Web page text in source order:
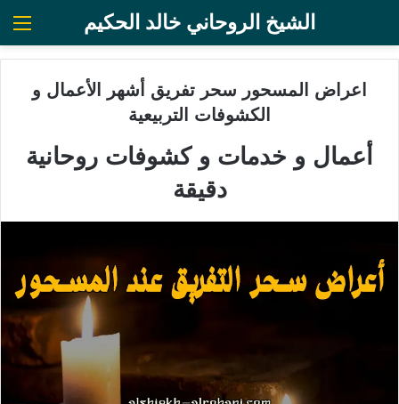
الشيخ الروحاني خالد الحكيم
اعراض المسحور سحر تفريق أشهر الأعمال و
الكشوفات التربيعية
أعمال و خدمات و كشوفات روحانية
دقيقة